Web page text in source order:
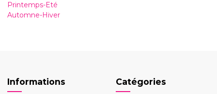
Printemps-Eté
Automne-Hiver
Informations Catégories